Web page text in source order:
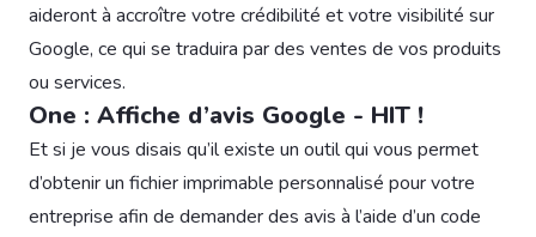
aideront à accroître votre crédibilité et votre visibilité sur
Google, ce qui se traduira par des ventes de vos produits
ou services.
One : Affiche d’avis Google - HIT !
Et si je vous disais qu’il existe un outil qui vous permet
d’obtenir un fichier imprimable personnalisé pour votre
entreprise afin de demander des avis à l’aide d’un code